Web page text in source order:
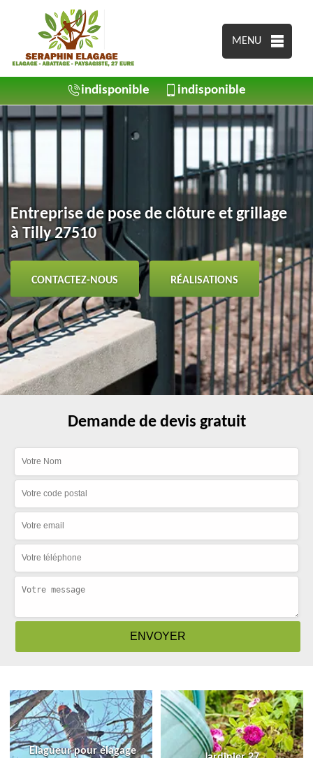
MENU
indisponible indisponible
Entreprise de pose de clôture et grillage
à Tilly 27510
CONTACTEZ-NOUS RÉALISATIONS
Demande de devis gratuit
Elagueur pour élagage